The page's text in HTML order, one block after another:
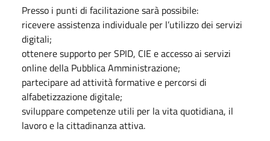
Presso i punti di facilitazione sarà possibile:
ricevere assistenza individuale per l’utilizzo dei servizi
digitali;
ottenere supporto per SPID, CIE e accesso ai servizi
online della Pubblica Amministrazione;
partecipare ad attività formative e percorsi di
alfabetizzazione digitale;
sviluppare competenze utili per la vita quotidiana, il
lavoro e la cittadinanza attiva.